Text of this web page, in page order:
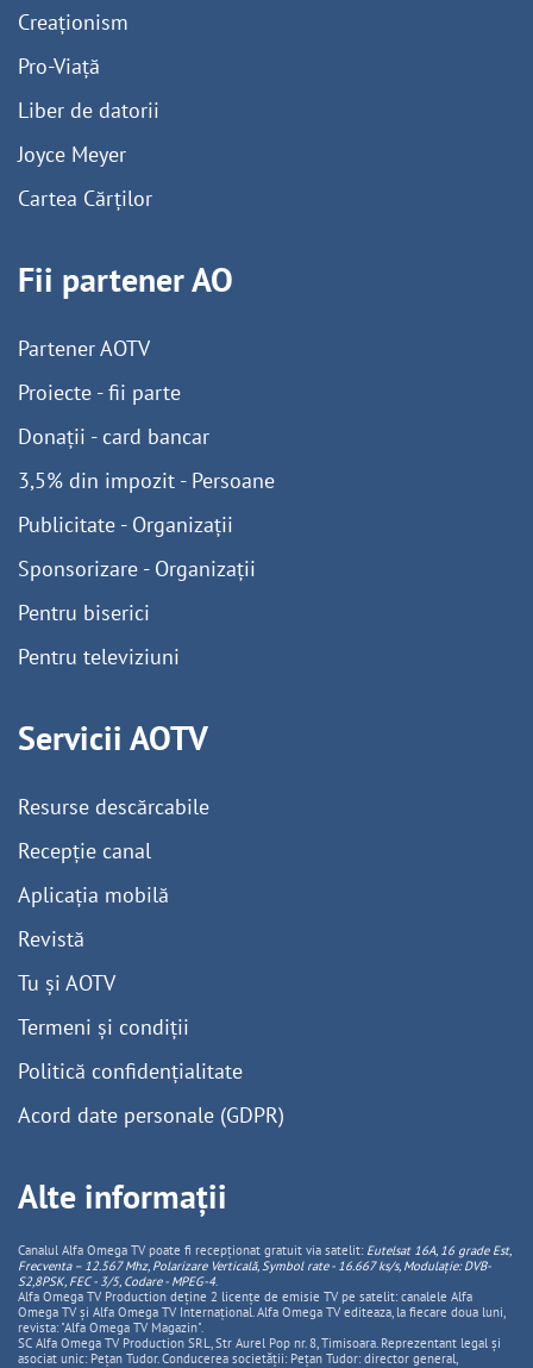
Creaționism
Pro-Viață
Liber de datorii
Joyce Meyer
Cartea Cărților
Fii partener AO
Partener AOTV
Proiecte - fii parte
Donații - card bancar
3,5% din impozit - Persoane
Publicitate - Organizații
Sponsorizare - Organizații
Pentru biserici
Pentru televiziuni
Servicii AOTV
Resurse descărcabile
Recepție canal
Aplicația mobilă
Revistă
Tu și AOTV
Termeni și condiții
Politică confidențialitate
Acord date personale (GDPR)
Alte informații
Canalul Alfa Omega TV poate fi recepționat gratuit via satelit: Eutelsat 16A, 16 grade Est,
Frecventa – 12.567 Mhz, PolarizareVerticală, Symbol rate - 16.667 ks/s, Modulație: DVB-
S2,8PSK, FEC - 3/5, Codare - MPEG-4.
Alfa Omega TV Production deține 2 licențe de emisie TV pe satelit: canalele Alfa
Omega TV și Alfa Omega TV Internațional. Alfa Omega TV editeaza, la fiecare doua luni,
revista: "Alfa Omega TV Magazin".
SC Alfa Omega TV Production SRL, Str Aurel Pop nr. 8, Timisoara. Reprezentant legal și
asociat unic: Pețan Tudor. Conducerea societății: Pețan Tudor: director general,